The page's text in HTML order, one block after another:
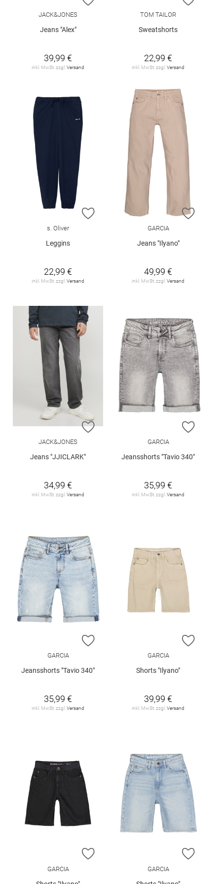
JACK&JONES
Jeans "Alex"
39,99 €
inkl. MwSt. zzgl. Versand
TOM TAILOR
Sweatshorts
22,99 €
inkl. MwSt. zzgl. Versand
ZUR WUNSCHLISTE HINZUFÜGEN
s. Oliver
Leggins
22,99 €
inkl. MwSt. zzgl. Versand
ZUR
GARCIA
Jeans "Ilyano"
49,99 €
inkl. MwSt. zzgl. Versand
ZUR WUNSCHLISTE HINZUFÜGEN
JACK&JONES
Jeans "JJICLARK"
34,99 €
inkl. MwSt. zzgl. Versand
ZUR
GARCIA
Jeansshorts "Tavio 340"
35,99 €
inkl. MwSt. zzgl. Versand
ZUR WUNSCHLISTE HINZUFÜGEN
GARCIA
Jeansshorts "Tavio 340"
35,99 €
inkl. MwSt. zzgl. Versand
ZUR
GARCIA
Shorts "Ilyano"
39,99 €
inkl. MwSt. zzgl. Versand
ZUR WUNSCHLISTE HINZUFÜGEN
GARCIA
ZUR
GARCIA